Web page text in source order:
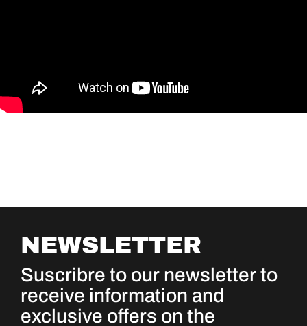
NEWSLETTER
Suscribre to our newsletter to
receive information and
exclusive offers on the